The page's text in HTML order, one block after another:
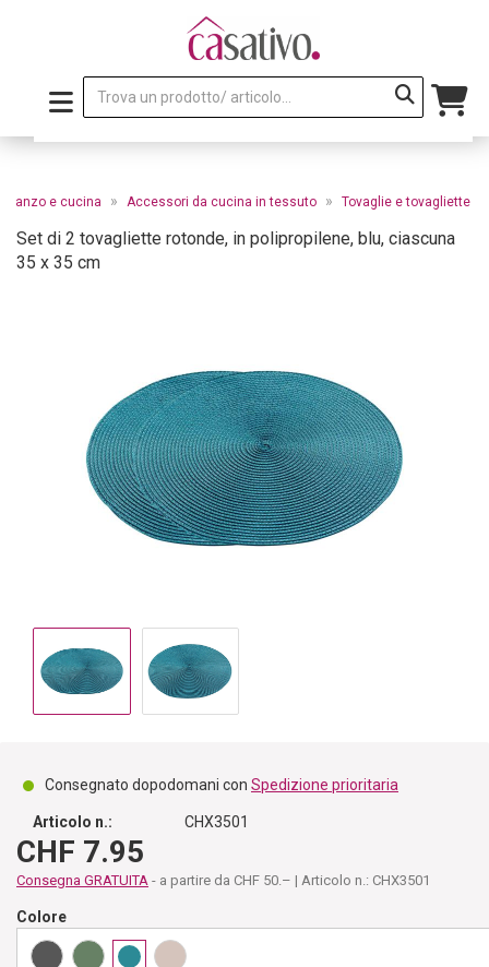
pranzo e cucina » Accessori da cucina in tessuto » Tovaglie e tovagliette
Set di 2 tovagliette rotonde, in polipropilene, blu, ciascuna
35 x 35 cm
Consegnato dopodomani con Spedizione prioritaria
Articolo n.: CHX3501
CHF 7.95
Consegna GRATUITA - a partire da CHF 50.– | Articolo n.: CHX3501
Colore